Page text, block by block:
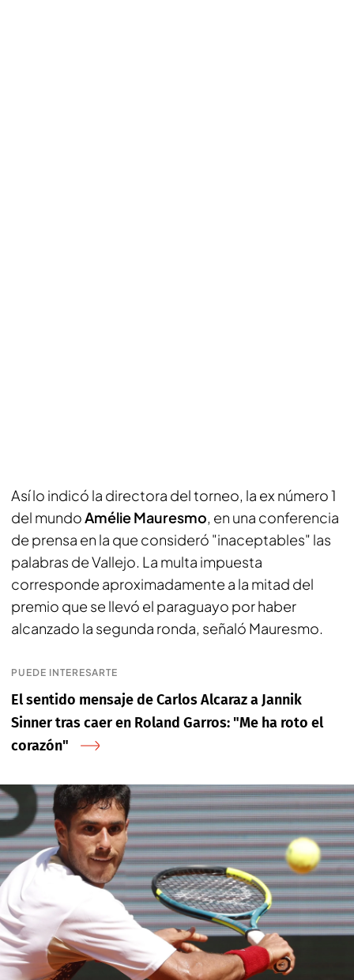
Así lo indicó la directora del torneo, la ex número 1
del mundoAmélie Mauresmo, en una conferencia
de prensa en la que consideró "inaceptables" las
palabras de Vallejo. La multa impuesta
corresponde aproximadamente a la mitad del
premio que se llevó el paraguayo por haber
alcanzado la segunda ronda, señaló Mauresmo.
PUEDE INTERESARTE
El sentido mensaje de Carlos Alcaraz a Jannik
Sinner tras caer en Roland Garros: "Me ha roto el
corazón"